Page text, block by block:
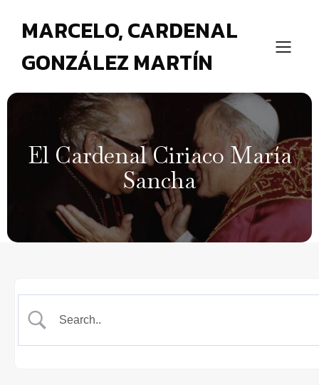
MARCELO, CARDENAL
GONZÁLEZ MARTÍN
El Cardenal Ciriaco María
Sancha